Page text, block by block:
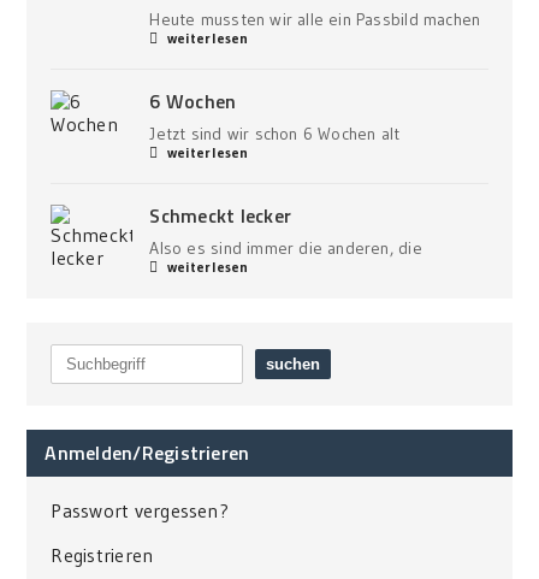
Heute mussten wir alle ein Passbild machen
weiterlesen
6 Wochen
Jetzt sind wir schon 6 Wochen alt
weiterlesen
Schmeckt lecker
Also es sind immer die anderen, die
weiterlesen
Anmelden/Registrieren
Passwort vergessen?
Registrieren